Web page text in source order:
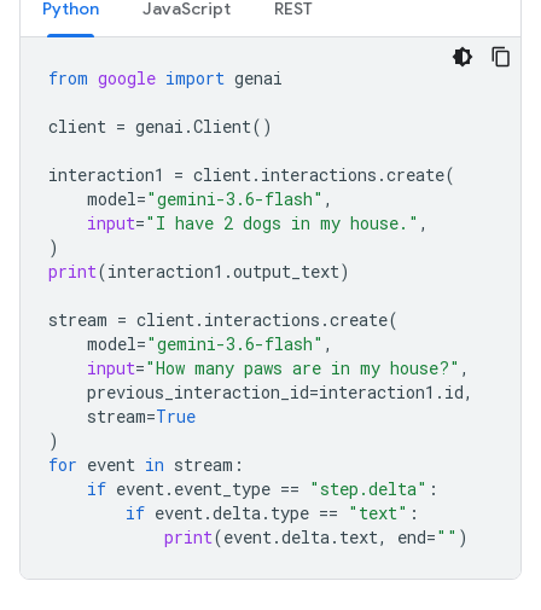
Python JavaScript REST
from google import genai
client = genai .Client()
interaction1 = client. interactions .create(
model="gemini-3.6-flash" ,
input="I have 2 dogs in my house." ,
)
print(interaction1 .output_text)
stream = client. interactions .create(
model="gemini-3.6-flash" ,
input="How many paws are in my house?" ,
previous_interaction_id=interaction1 . id,
stream=True
)
for event in stream :
if event. event_type == "step.delta" :
if event.delta. type == "text" :
print(event.delta. text, end="" )